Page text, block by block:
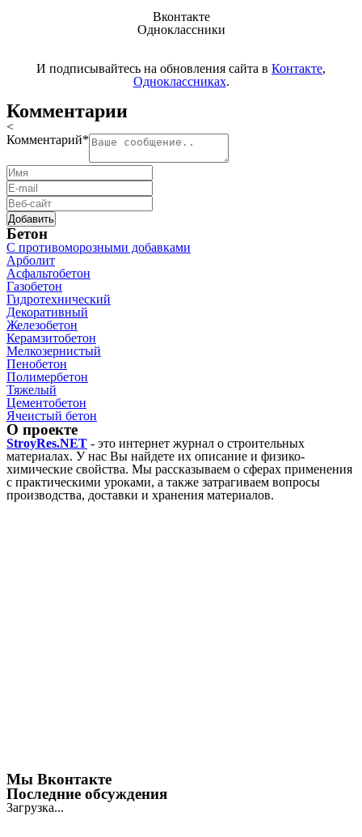
Вконтакте
Одноклассники
И подписывайтесь на обновления сайта в Контакте,
Одноклассниках.
Комментарии
<
Комментарий*
Бетон
C противоморозными добавками
Арболит
Асфальтобетон
Газобетон
Гидротехнический
Декоративный
Железобетон
Керамзитобетон
Мелкозернистый
Пенобетон
Полимербетон
Тяжелый
Цементобетон
Ячеистый бетон
О проекте
StroyRes.NET - это интернет журнал о строительных
материалах. У нас Вы найдете их описание и физико-
химические свойства. Мы рассказываем о сферах применения
с практическими уроками, а также затрагиваем вопросы
производства, доставки и хранения материалов.
Мы Вконтакте
Последние обсуждения
Загрузка...